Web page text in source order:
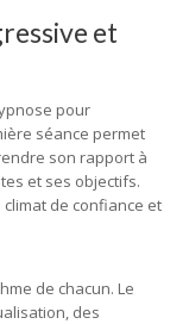
et
pour
séance permet
son rapport à
et ses objectifs.
de confiance et
de chacun. Le
des